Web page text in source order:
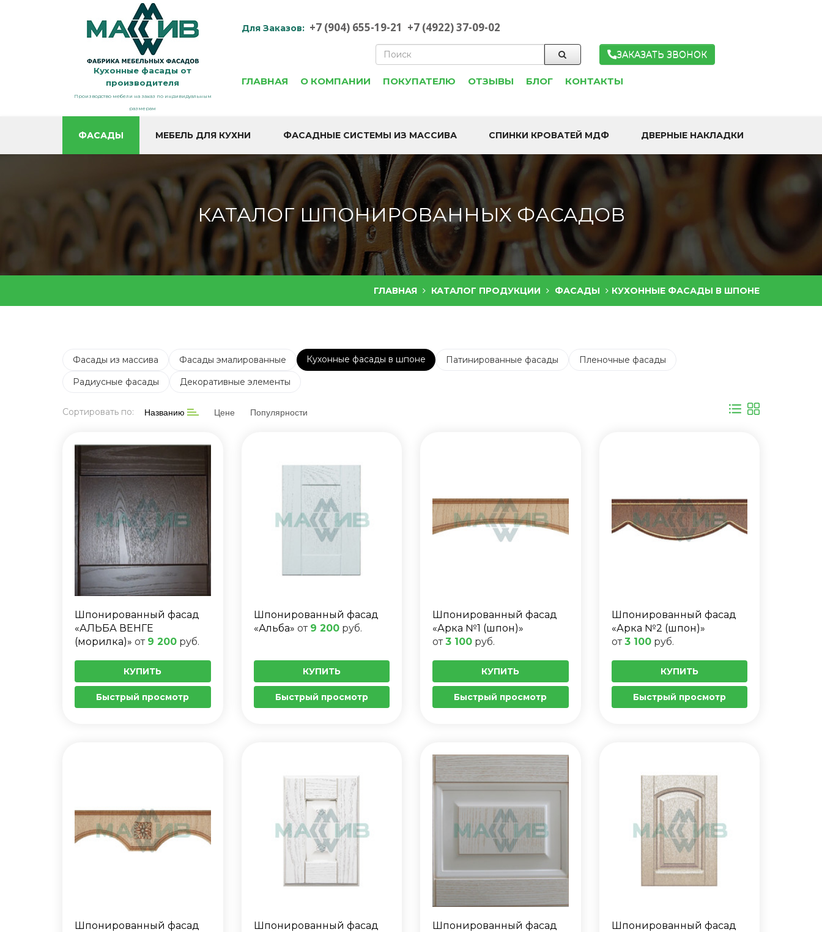
Кухонные фасады от
производителя
Производство мебели на заказ по индивидуальным
размерам
Для Заказов: +7 (904) 655-19-21 +7 (4922) 37-09-02
ЗАКАЗАТЬ ЗВОНОК
ГЛАВНАЯ О КОМПАНИИ ПОКУПАТЕЛЮ ОТЗЫВЫ БЛОГ КОНТАКТЫ
ФАСАДЫ МЕБЕЛЬ ДЛЯ КУХНИ ФАСАДНЫЕ СИСТЕМЫ ИЗ МАССИВА СПИНКИ КРОВАТЕЙ МДФ ДВЕРНЫЕ НАКЛАДКИ
КАТАЛОГ ШПОНИРОВАННЫХ ФАСАДОВ
ГЛАВНАЯ КАТАЛОГ ПРОДУКЦИИ ФАСАДЫ КУХОННЫЕ ФАСАДЫ В ШПОНЕ
Фасады из массива Фасады эмалированные Кухонные фасады в шпоне Патинированные фасады
Пленочные фасады
Радиусные фасады
Декоративные элементы
Сортировать по: Названию Цене Популярности
Шпонированный фасад
«АЛЬБА ВЕНГЕ
(морилка)» от 9 200 руб.
КУПИТЬ
Быстрый просмотр
Шпонированный фасад
«Альба» от 9 200руб.
КУПИТЬ
Быстрый просмотр
Шпонированный фасад
«Арка №1 (шпон)»
от3 100 руб.
КУПИТЬ
Быстрый просмотр
Шпонированный фасад
«Арка №2 (шпон)»
от3 100руб.
КУПИТЬ
Быстрый просмотр
Шпонированный фасад
Шпонированный фасад
Шпонированный фасад
Шпонированный фасад